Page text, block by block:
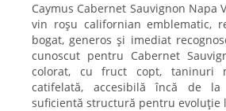
Caymus Cabernet Sauvignon Napa
vin roșu californian emblematic,
bogat, generos și imediat
cunoscut pentru Cabernet
colorat, cu fruct copt, taninuri
catifelată, accesibilă încă de
suficientă structură pentru evoluție